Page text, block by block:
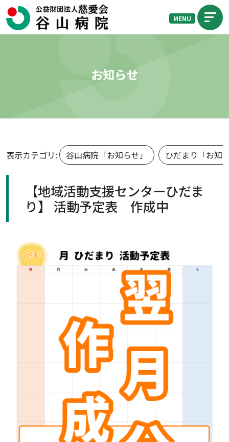
MENU
お知らせ
表示カテゴリ: 谷山病院「お知らせ」 ひだまり「お知
【地域活動支援センターひだま
り】 活動予定表 作成中